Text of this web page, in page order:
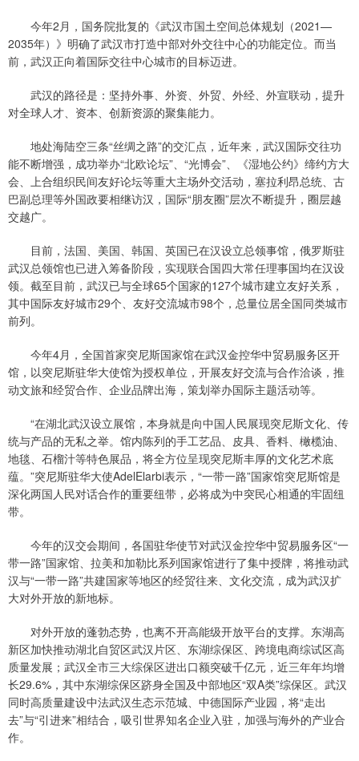
今年2月，国务院批复的《武汉市国土空间总体规划（2021—
2035年）》明确了武汉市打造中部对外交往中心的功能定位。而当
前，武汉正向着国际交往中心城市的目标迈进。
武汉的路径是：坚持外事、外资、外贸、外经、外宣联动，提升
对全球人才、资本、创新资源的聚集能力。
地处海陆空三条“丝绸之路”的交汇点，近年来，武汉国际交往功
能不断增强，成功举办“北欧论坛”、“光博会”、《湿地公约》缔约方大
会、上合组织民间友好论坛等重大主场外交活动，塞拉利昂总统、古
巴副总理等外国政要相继访汉，国际“朋友圈”层次不断提升，圈层越
交越广。
目前，法国、美国、韩国、英国已在汉设立总领事馆，俄罗斯驻
武汉总领馆也已进入筹备阶段，实现联合国四大常任理事国均在汉设
领。截至目前，武汉已与全球65个国家的127个城市建立友好关系，
其中国际友好城市29个、友好交流城市98个，总量位居全国同类城市
前列。
今年4月，全国首家突尼斯国家馆在武汉金控华中贸易服务区开
馆，以突尼斯驻华大使馆为授权单位，开展友好交流与合作洽谈，推
动文旅和经贸合作、企业品牌出海，策划举办国际主题活动等。
“在湖北武汉设立展馆，本身就是向中国人民展现突尼斯文化、传
统与产品的无私之举。馆内陈列的手工艺品、皮具、香料、橄榄油、
地毯、石榴汁等特色展品，将全方位呈现突尼斯丰厚的文化艺术底
蕴。”突尼斯驻华大使AdelElarbi表示，“一带一路”国家馆突尼斯馆是
深化两国人民对话合作的重要纽带，必将成为中突民心相通的牢固纽
带。
今年的汉交会期间，各国驻华使节对武汉金控华中贸易服务区“一
带一路”国家馆、拉美和加勒比系列国家馆进行了集中授牌，将推动武
汉与“一带一路”共建国家等地区的经贸往来、文化交流，成为武汉扩
大对外开放的新地标。
对外开放的蓬勃态势，也离不开高能级开放平台的支撑。东湖高
新区加快推动湖北自贸区武汉片区、东湖综保区、跨境电商综试区高
质量发展；武汉全市三大综保区进出口额突破千亿元，近三年年均增
长29.6%，其中东湖综保区跻身全国及中部地区“双A类”综保区。武汉
同时高质量建设中法武汉生态示范城、中德国际产业园，将“走出
去”与“引进来”相结合，吸引世界知名企业入驻，加强与海外的产业合
作。